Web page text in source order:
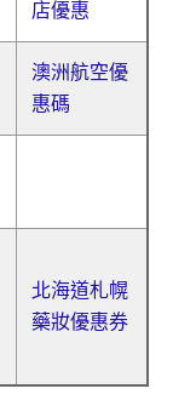
店優惠
澳洲航空優
惠碼
北海道札幌
藥妝優惠券